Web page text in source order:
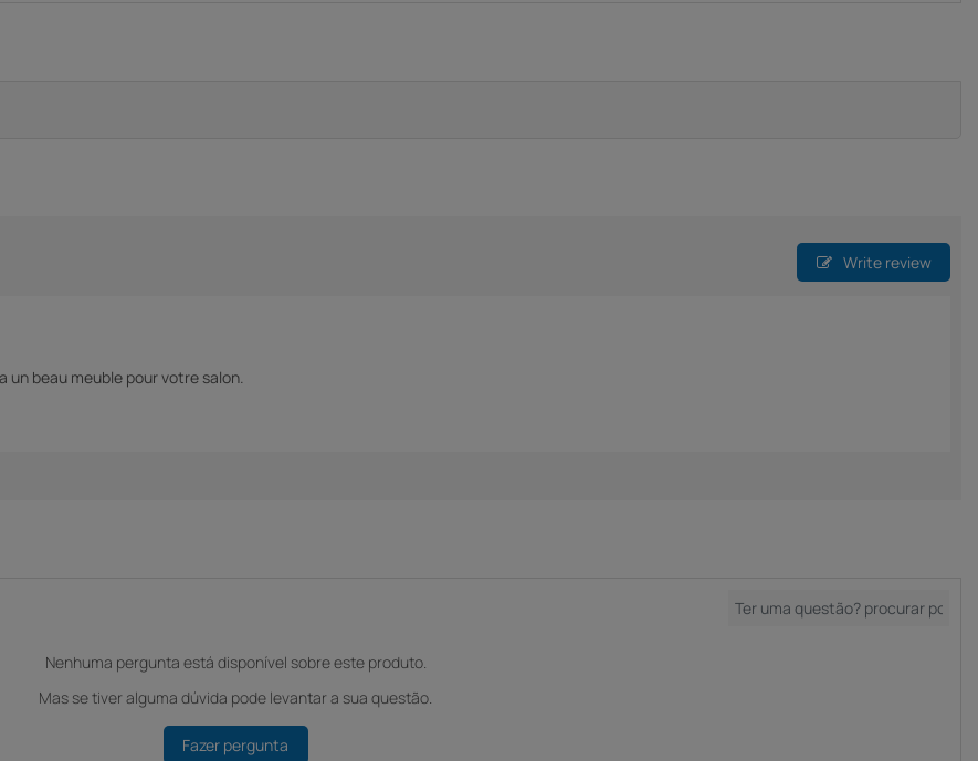
Write review
un beau meuble pour votre salon.
Nenhuma pergunta está disponível sobre este produto.
Mas se tiver alguma dúvida pode levantar a sua questão.
Fazer pergunta